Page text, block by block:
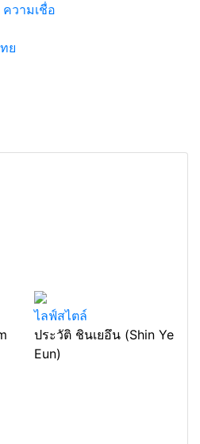
วามเชื่อ
ย
ไลฟ์สไตล์
ประวัติ ชินเยอึน (Shin Ye
Eun)